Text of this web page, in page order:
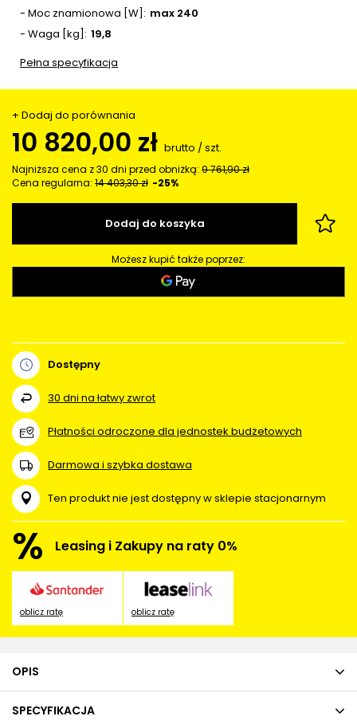
- Moc znamionowa [W]
max 240
- Waga [kg] 19,8
Pełna specyfikacja
+ Dodaj do porównania
10 820,00 zł brutto /szt.
Najniższa cena z 30 dni przed obniżką: 9 761,90 zł
Cena regularna: 14 403,30 zł -25%
Dodaj do koszyka
Możesz kupić także poprzez:
Dostępny
30 dni na łatwy zwrot
Płatności odroczone dla jednostek budżetowych
Darmowa i szybka dostawa
Ten produkt nie jest dostępny w sklepie stacjonarnym
% Leasing i Zakupy na raty 0%
oblicz ratę oblicz ratę
OPIS
SPECYFIKACJA